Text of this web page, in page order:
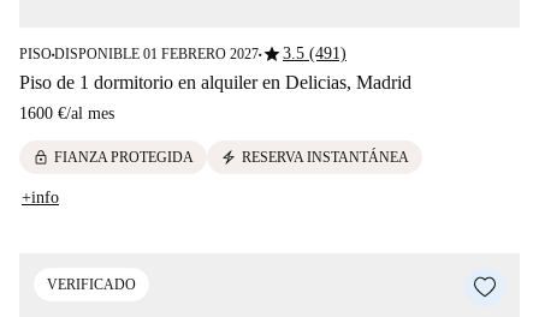
PISO■DISPONIBLE 01 FEBRERO 2027■star3.5 (491)
Piso de 1 dormitorio en alquiler en Delicias, Madrid
1600 €/al mes
lock FIANZA PROTEGIDA electric_bolt RESERVA INSTANTÁNEA
+info
VERIFICADO